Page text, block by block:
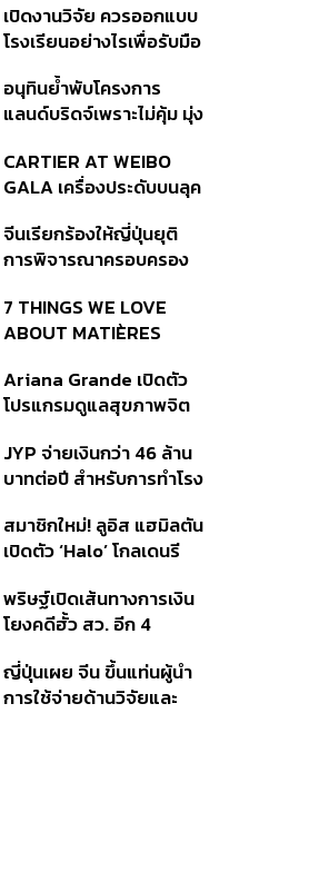
เปิดงานวิจัย ควรออกแบบ
โรงเรียนอย่างไรเพื่อรับมือ
อนุทินย้ำพับโครงการ
แลนด์บริดจ์เพราะไม่คุ้ม มุ่ง
รองรับอ่าวไทย-อันดามัน
CARTIER AT WEIBO
GALA เครื่องประดับบนลุค
สำคัญ
จีนเรียกร้องให้ญี่ปุ่นยุติ
การพิจารณาครอบครอง
7 THINGS WE LOVE
ABOUT MATIÈRES
Ariana Grande เปิดตัว
โปรแกรมดูแลสุขภาพจิต
ดนตรี
JYP จ่ายเงินกว่า 46 ล้าน
บาทต่อปี สำหรับการทำโรง
สมาชิกใหม่! ลูอิส แฮมิลตัน
เปิดตัว ‘Halo’ โกลเดนรี
พริษฐ์เปิดเส้นทางการเงิน
โยงคดีฮั้ว สว. อีก 4
อำนาจเจริญโอนเงินให้เจ้า
หน้าที่ กกต. ฝ่ายสืบสวน
ญี่ปุ่นเผย จีน ขึ้นแท่นผู้นำ
การใช้จ่ายด้านวิจัยและ